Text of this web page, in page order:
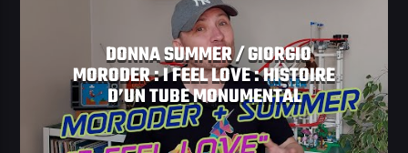
DONNA SUMMER / GIORGIO
MORODER : I FEEL LOVE : HISTOIRE
D’UN TUBE MONUMENTAL